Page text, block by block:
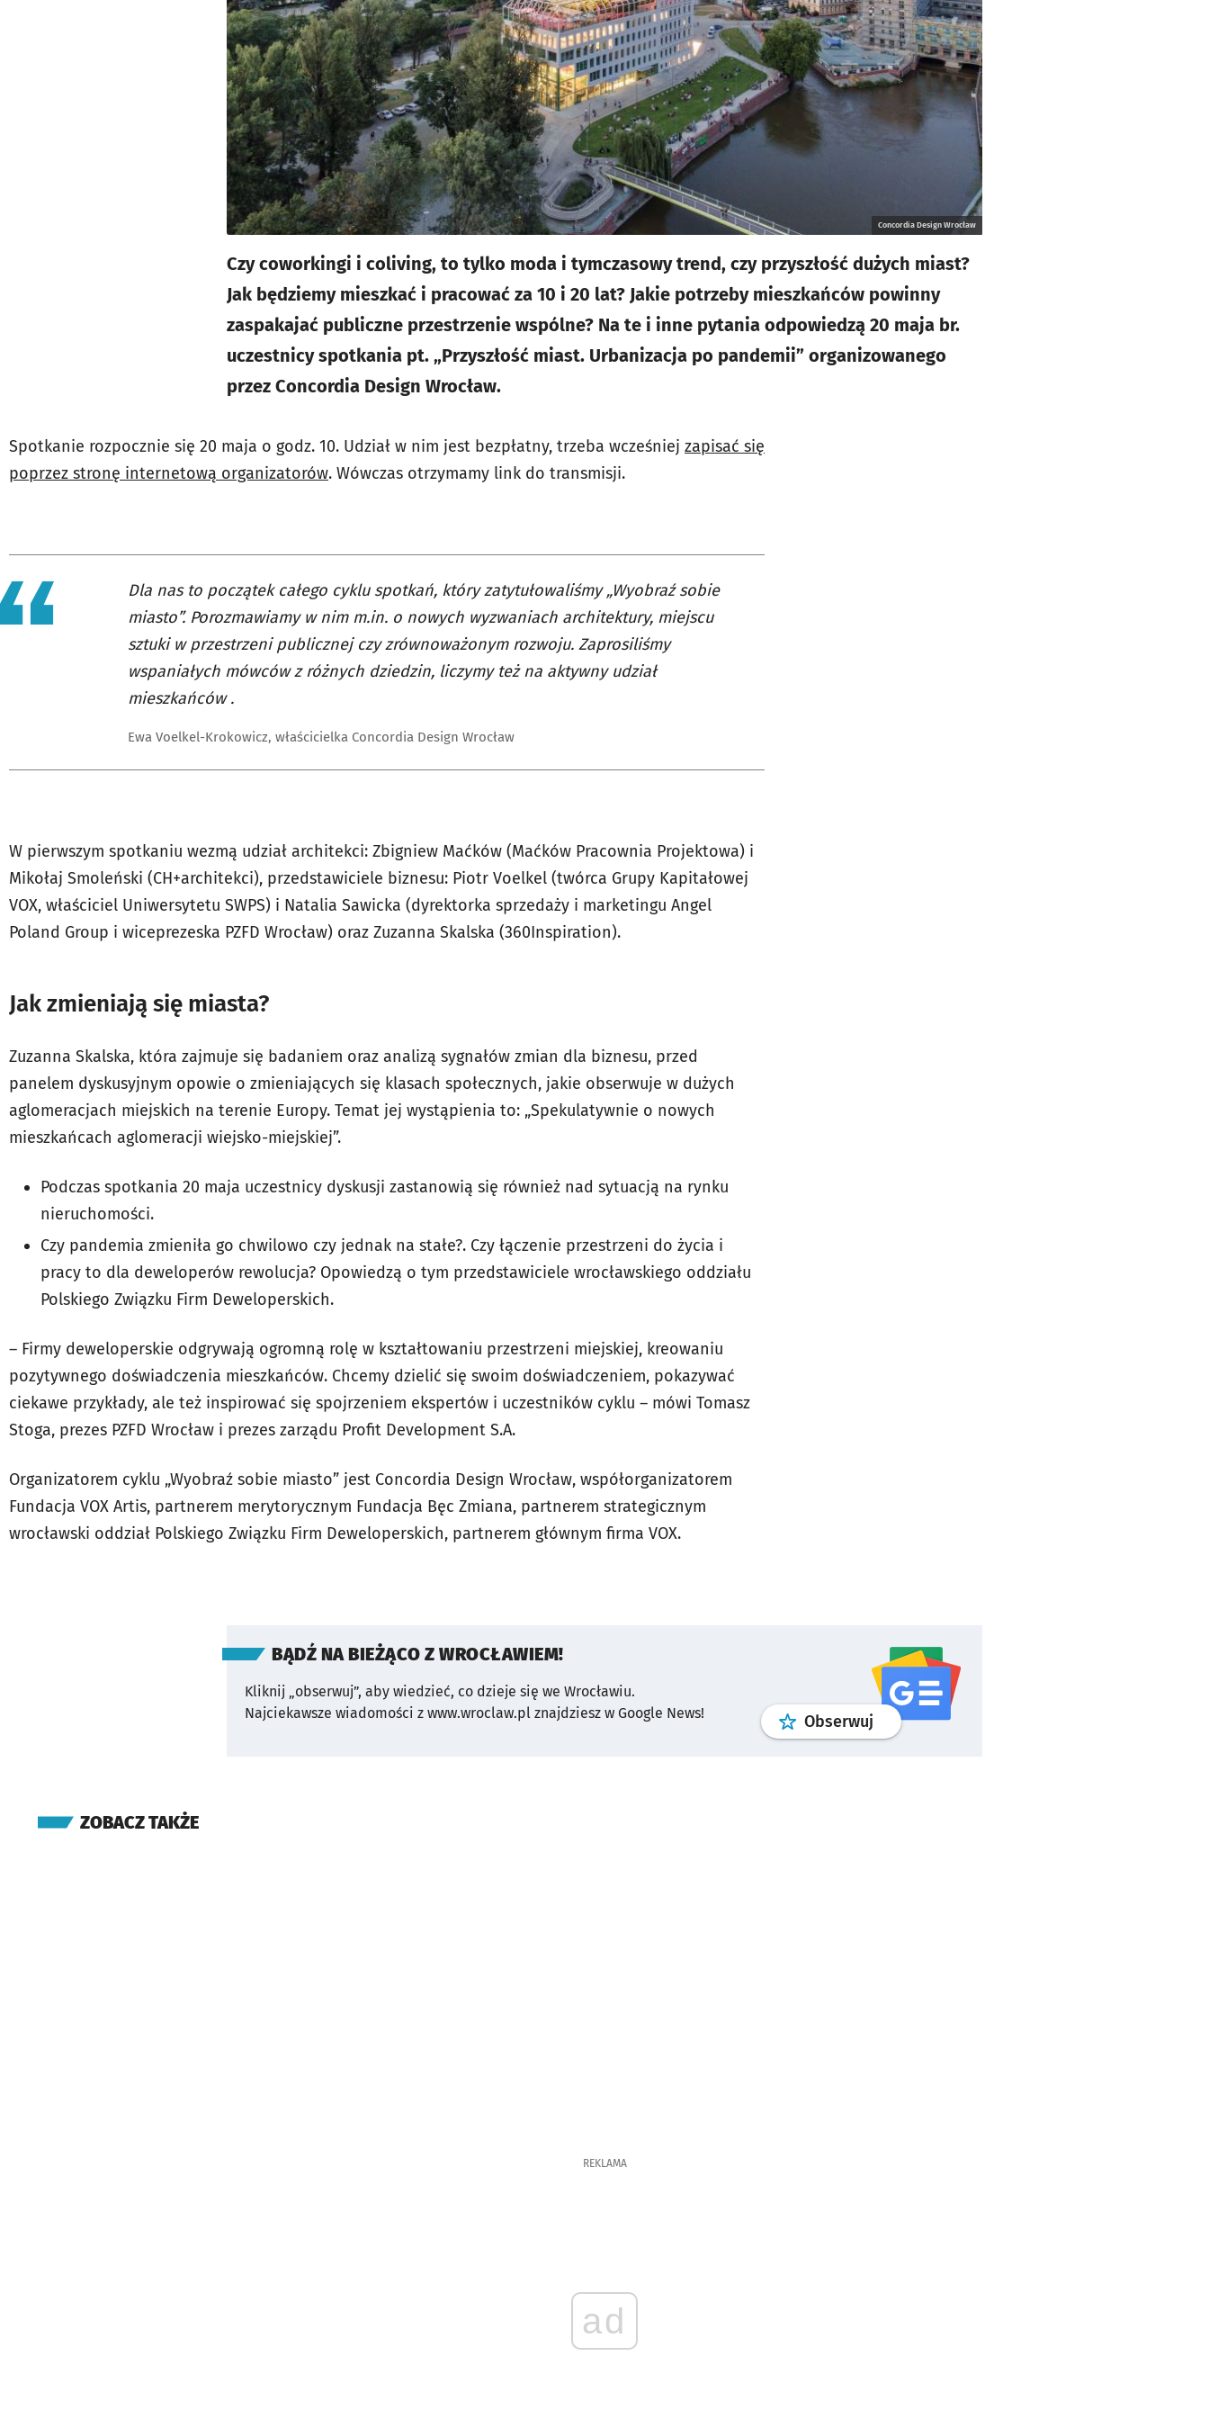
Concordia Design Wrocław
Czy coworkingi i coliving, to tylko moda i tymczasowy trend, czy przyszłość dużych miast?
Jak będziemy mieszkać i pracować za 10 i 20 lat? Jakie potrzeby mieszkańców powinny
zaspakajać publiczne przestrzenie wspólne? Na te i inne pytania odpowiedzą 20 maja br.
uczestnicy spotkania pt. „Przyszłość miast. Urbanizacja po pandemii” organizowanego
przez Concordia Design Wrocław.
Spotkanie rozpocznie się 20 maja o godz. 10. Udział w nim jest bezpłatny, trzeba wcześniej zapisać się
poprzez stronę internetową organizatorów. Wówczas otrzymamy link do transmisji.
Dla nas to początek całego cyklu spotkań, który zatytułowaliśmy „Wyobraź sobie
miasto”. Porozmawiamy w nim m.in. o nowych wyzwaniach architektury, miejscu
sztuki w przestrzeni publicznej czy zrównoważonym rozwoju. Zaprosiliśmy
wspaniałych mówców z różnych dziedzin, liczymy też na aktywny udział
mieszkańców .
Ewa Voelkel-Krokowicz, właścicielka Concordia Design Wrocław
W pierwszym spotkaniu wezmą udział architekci: Zbigniew Maćków (Maćków Pracownia Projektowa) i
Mikołaj Smoleński (CH+architekci), przedstawiciele biznesu: Piotr Voelkel (twórca Grupy Kapitałowej
VOX, właściciel Uniwersytetu SWPS) i Natalia Sawicka (dyrektorka sprzedaży i marketingu Angel
Poland Group i wiceprezeska PZFD Wrocław) oraz Zuzanna Skalska (360Inspiration).
Jak zmieniają się miasta?
Zuzanna Skalska, która zajmuje się badaniem oraz analizą sygnałów zmian dla biznesu, przed
panelem dyskusyjnym opowie o zmieniających się klasach społecznych, jakie obserwuje w dużych
aglomeracjach miejskich na terenie Europy. Temat jej wystąpienia to: „Spekulatywnie o nowych
mieszkańcach aglomeracji wiejsko-miejskiej”.
Podczas spotkania 20 maja uczestnicy dyskusji zastanowią się również nad sytuacją na rynku
nieruchomości.
Czy pandemia zmieniła go chwilowo czy jednak na stałe?. Czy łączenie przestrzeni do życia i
pracy to dla deweloperów rewolucja? Opowiedzą o tym przedstawiciele wrocławskiego oddziału
Polskiego Związku Firm Deweloperskich.
– Firmy deweloperskie odgrywają ogromną rolę w kształtowaniu przestrzeni miejskiej, kreowaniu
pozytywnego doświadczenia mieszkańców. Chcemy dzielić się swoim doświadczeniem, pokazywać
ciekawe przykłady, ale też inspirować się spojrzeniem ekspertów i uczestników cyklu – mówi Tomasz
Stoga, prezes PZFD Wrocław i prezes zarządu Profit Development S.A.
Organizatorem cyklu „Wyobraź sobie miasto” jest Concordia Design Wrocław, współorganizatorem
Fundacja VOX Artis, partnerem merytorycznym Fundacja Bęc Zmiana, partnerem strategicznym
wrocławski oddział Polskiego Związku Firm Deweloperskich, partnerem głównym firma VOX.
BĄDŹ NA BIEŻĄCO Z WROCŁAWIEM!
Kliknij „obserwuj”, aby wiedzieć, co dzieje się we Wrocławiu.
Najciekawsze wiadomości z www.wroclaw.pl znajdziesz w Google News!
Obserwuj profilgoogle news
ZOBACZ TAKŻE
REKLAMA
ad